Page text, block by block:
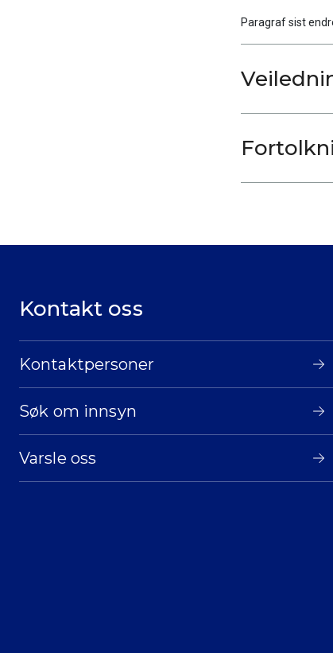
Paragraf sist
Kontakt oss
Kontaktpersoner
Søk om innsyn
Varsle oss